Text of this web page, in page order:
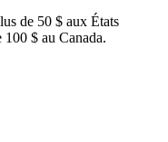
de 50 $ aux États
100 $ au Canada.